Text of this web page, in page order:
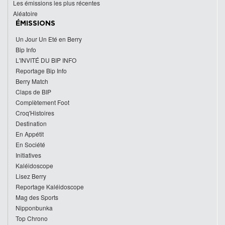
Les émissions les plus récentes
Aléatoire
ÉMISSIONS
Un Jour Un Eté en Berry
Bip Info
L'INVITÉ DU BIP INFO
Reportage Bip Info
Berry Match
Claps de BIP
Complètement Foot
Croq'Histoires
Destination
En Appétit
En Société
Initiatives
Kaléidoscope
Lisez Berry
Reportage Kaléidoscope
Mag des Sports
Nipponbunka
Top Chrono